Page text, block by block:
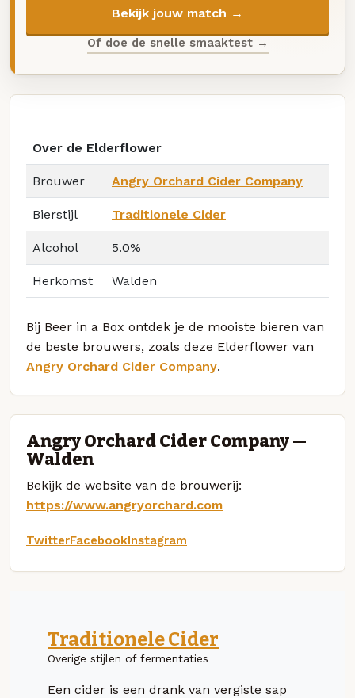
Bekijk jouw match →
Of doe de snelle smaaktest →
Over de Elderflower
Brouwer Angry Orchard Cider Company
Bierstijl Traditionele Cider
Alcohol 5.0%
Herkomst Walden
Bij Beer in a Box ontdek je de mooiste bieren van
de beste brouwers, zoals deze Elderflower van
Angry Orchard Cider Company.
Angry Orchard Cider Company —
Walden
Bekijk de website van de brouwerij:
https://www.angryorchard.com
TwitterFacebookInstagram
Traditionele Cider
Overige stijlen of fermentaties
Een cider is een drank van vergiste sap